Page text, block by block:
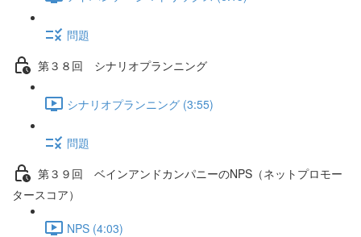
問題
第３８回 シナリオプランニング
シナリオプランニング (3:55)
問題
第３９回 ベインアンドカンパニーのNPS（ネットプロモー
タースコア）
NPS (4:03)